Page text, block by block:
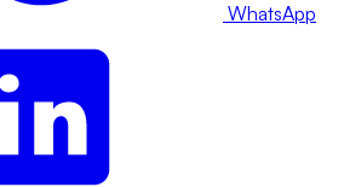
WhatsApp